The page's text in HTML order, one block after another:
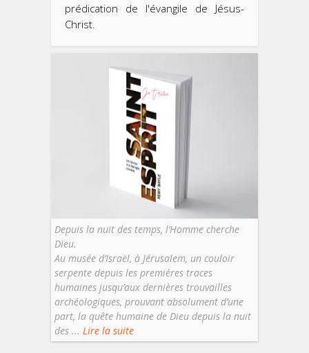
prédication de l'évangile de Jésus-
Christ.
Depuis la nuit des temps, l’Homme cherche
Dieu.
Au musée d’Israël, à Jérusalem, un couloir
serpente depuis les premières traces
humaines jusqu’aux dernières trouvailles
archéologiques, prouvant absolument d’une
part, la quête humaine de Dieu depuis la nuit
des ... Lire la suite